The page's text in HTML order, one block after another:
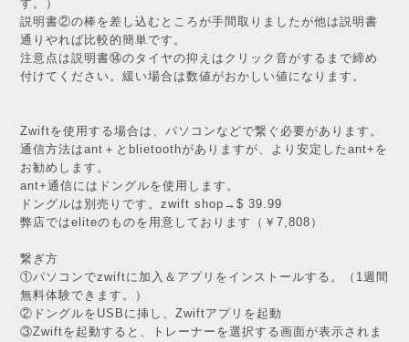
す。）
説明書②の棒を差し込むところが手間取りましたが他は説明書
通りやれば比較的簡単です。
注意点は説明書⑭のタイヤの抑えはクリック音がするまで締め
付けてください。緩い場合は数値がおかしい値になります。
Zwiftを使用する場合は、パソコンなどで繋ぐ必要があります。
通信方法はant＋とblietoothがありますが、より安定したant+を
お勧めします。
ant+通信にはドングルを使用します。
ドングルは別売りです。zwift shop→ $ 39.99
弊店ではeliteのものを用意しております（￥7,808）
繋ぎ方
①パソコンでzwiftに加入＆アプリをインストールする。（1週間
無料体験できます。）
②ドングルをUSBに挿し、Zwiftアプリを起動
③Zwiftを起動すると、トレーナーを選択する画面が表示されま